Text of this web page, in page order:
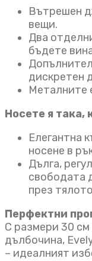
Вътрешен
вещи.
Два
бъдете
дискретен
Металните
Носете я така,
Елегантна
носене в
Дълга,
свободата
през
Перфектни
С размери 30
дълбочина,
– идеалният